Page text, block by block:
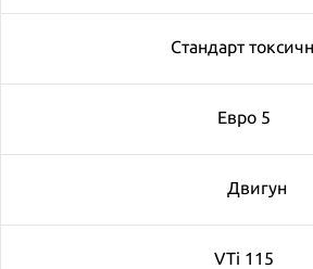
Cтандарт
Евро 5
Двигун
VTi 115